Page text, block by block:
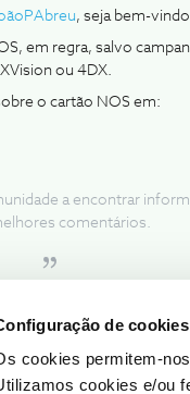
de cookies
cookies permitem-
cookies e/ou
, seja bem-
em regra, salvo
ou 4DX.
o cartão NOS em:
a encontrar
comentários.